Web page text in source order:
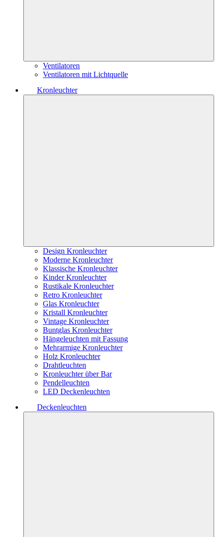
Ventilatoren
Ventilatoren mit Lichtquelle
Kronleuchter
Design Kronleuchter
Moderne Kronleuchter
Klassische Kronleuchter
Kinder Kronleuchter
Rustikale Kronleuchter
Retro Kronleuchter
Glas Kronleuchter
Kristall Kronleuchter
Vintage Kronleuchter
Buntglas Kronleuchter
Hängeleuchten mit Fassung
Mehrarmige Kronleuchter
Holz Kronleuchter
Drahtleuchten
Kronleuchter über Bar
Pendelleuchten
LED Deckenleuchten
Deckenleuchten